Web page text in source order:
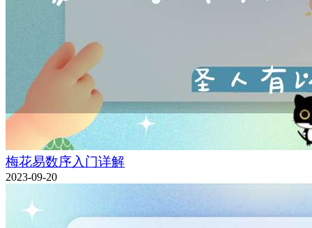
梅花易数序入门详解
2023-09-20